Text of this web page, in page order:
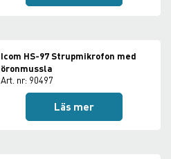
Icom HS-97 Strupmikrofon med
öronmussla
Art. nr: 90497
Läs mer